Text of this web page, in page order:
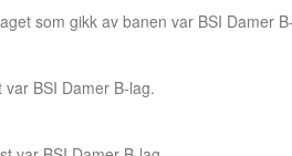
som gikk av banen var BSI Damer
BSI Damer B-lag.